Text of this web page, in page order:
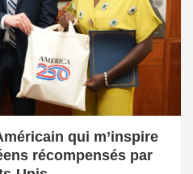
qui m’inspire
récompensés par